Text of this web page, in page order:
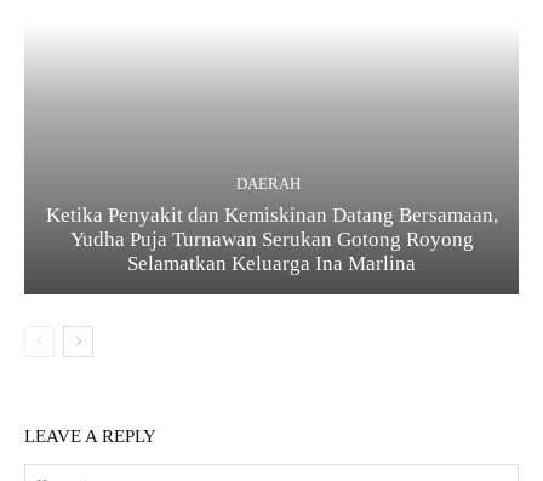
DAERAH
Ketika Penyakit dan Kemiskinan Datang Bersamaan,
Yudha Puja Turnawan Serukan Gotong Royong
Selamatkan Keluarga Ina Marlina
LEAVE A REPLY